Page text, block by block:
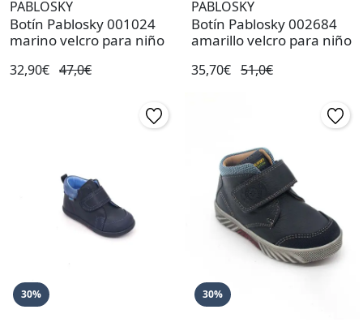
PABLOSKY
Botín Pablosky 001024
marino velcro para niño
32,90€ 47,0€
PABLOSKY
Botín Pablosky 002684
amarillo velcro para niño
35,70€ 51,0€
30% 30%